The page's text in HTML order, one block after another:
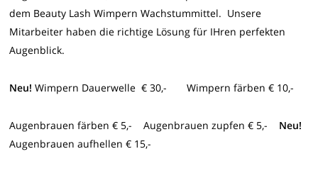
dem Beauty Lash Wimpern Wachstummittel. Unsere
Mitarbeiter haben die richtige Lösung für IHren perfekten
Augenblick.
Neu! Wimpern Dauerwelle € 30,- Wimpern färben € 10,-
Augenbrauen färben € 5,- Augenbrauen zupfen € 5,- Neu!
Augenbrauen aufhellen € 15,-